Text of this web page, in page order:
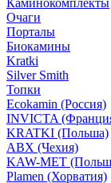
Каминокомплекты
Очаги
Порталы
Биокамины
Kratki
Silver Smith
Топки
Ecokamin (Россия)
INVICTA
KRATKI (Польша)
ABX (Чехия)
KAW-MET
Plamen (Хорватия)